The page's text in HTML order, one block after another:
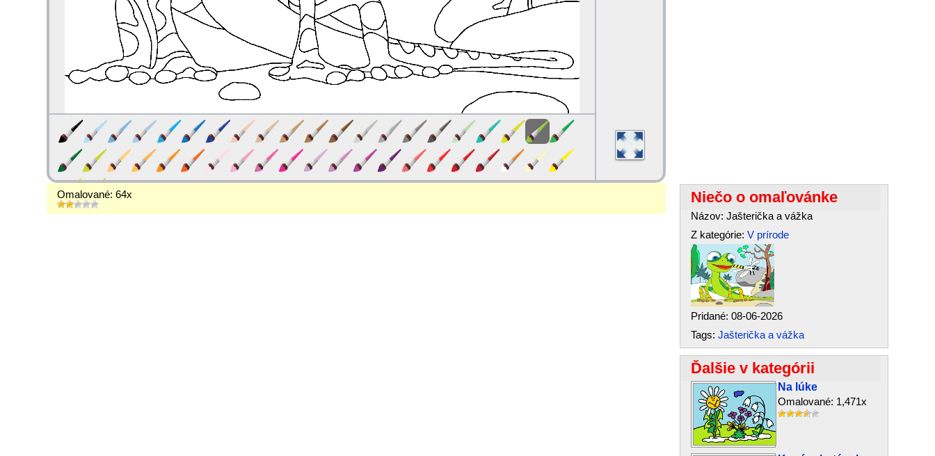
Omalované: 64x Niečo o omaľovánke
Názov: Jašterička a vážka
Z kategórie: V prírode
Pridané: 08-06-2026
Tags: Jašterička a vážka
Ďalšie v kategórii
Na lúke
Omalované: 1,471x